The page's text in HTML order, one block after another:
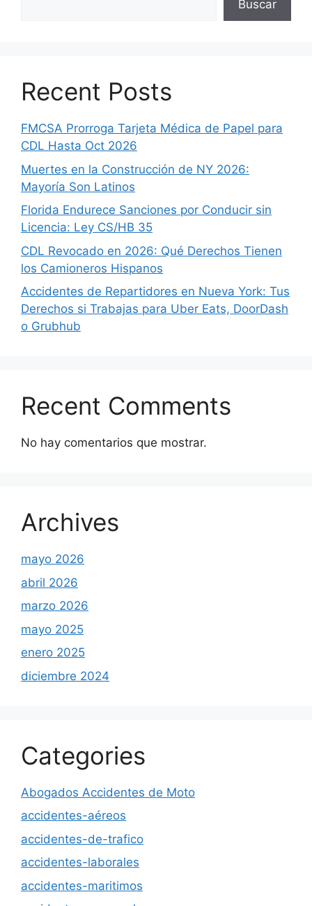
Buscar
Recent Posts
FMCSA Prorroga Tarjeta Médica de Papel para
CDL Hasta Oct 2026
Muertes en la Construcción de NY 2026:
Mayoría Son Latinos
Florida Endurece Sanciones por Conducir sin
Licencia: Ley CS/HB 35
CDL Revocado en 2026: Qué Derechos Tienen
los Camioneros Hispanos
Accidentes de Repartidores en Nueva York: Tus
Derechos si Trabajas para Uber Eats, DoorDash
o Grubhub
Recent Comments
No hay comentarios que mostrar.
Archives
mayo 2026
abril 2026
marzo 2026
mayo 2025
enero 2025
diciembre 2024
Categories
Abogados Accidentes de Moto
accidentes-aéreos
accidentes-de-trafico
accidentes-laborales
accidentes-maritimos